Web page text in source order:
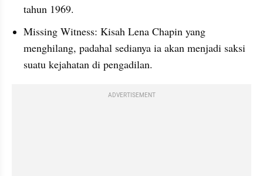
tahun 1969.
Missing Witness: Kisah Lena Chapin yang
menghilang, padahal sedianya ia akan menjadi saksi
suatu kejahatan di pengadilan.
ADVERTISEMENT